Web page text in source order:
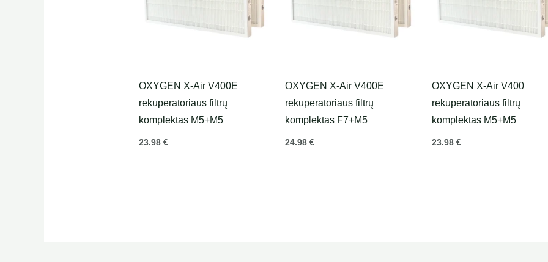
OXYGEN X-Air V400E
rekuperatoriaus filtrų
komplektas M5+M5
23.98 €
OXYGEN X-Air V400E
rekuperatoriaus filtrų
komplektas F7+M5
24.98€
OXYGEN X-Air V400
rekuperatoriaus filtrų
komplektas M5+M5
23.98 €